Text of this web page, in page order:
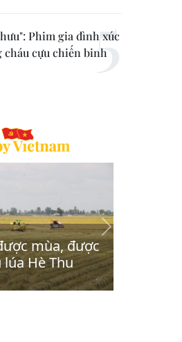
Phim gia đình xúc
cháu cựu chiến binh